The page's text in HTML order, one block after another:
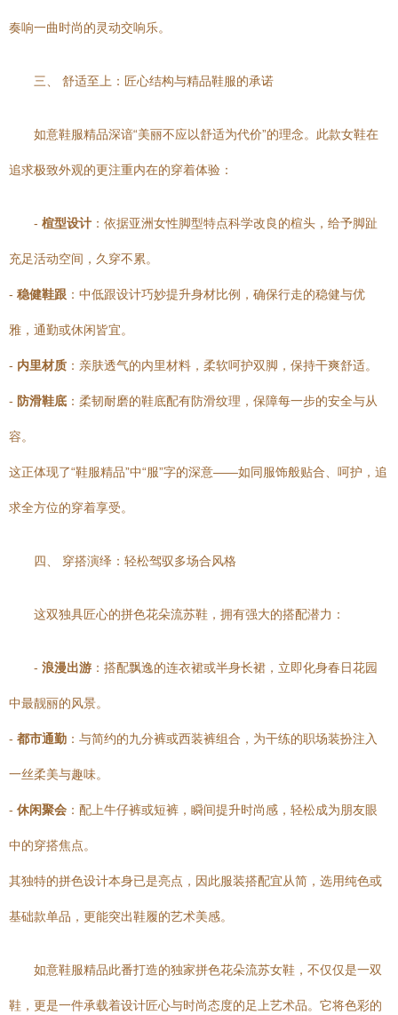
奏响一曲时尚的灵动交响乐。
三、 舒适至上：匠心结构与精品鞋服的承诺
如意鞋服精品深谙“美丽不应以舒适为代价”的理念。此款女鞋在
追求极致外观的更注重内在的穿着体验：
- 楦型设计 ：依据亚洲女性脚型特点科学改良的楦头，给予脚趾
充足活动空间，久穿不累。
- 稳健鞋跟 ：中低跟设计巧妙提升身材比例，确保行走的稳健与优
雅，通勤或休闲皆宜。
- 内里材质 ：亲肤透气的内里材料，柔软呵护双脚，保持干爽舒适。
- 防滑鞋底 ：柔韧耐磨的鞋底配有防滑纹理，保障每一步的安全与从
容。
这正体现了“鞋服精品”中“服”字的深意——如同服饰般贴合、呵护，追
求全方位的穿着享受。
四、 穿搭演绎：轻松驾驭多场合风格
这双独具匠心的拼色花朵流苏鞋，拥有强大的搭配潜力：
- 浪漫出游 ：搭配飘逸的连衣裙或半身长裙，立即化身春日花园
中最靓丽的风景。
- 都市通勤 ：与简约的九分裤或西装裤组合，为干练的职场装扮注入
一丝柔美与趣味。
- 休闲聚会 ：配上牛仔裤或短裤，瞬间提升时尚感，轻松成为朋友眼
中的穿搭焦点。
其独特的拼色设计本身已是亮点，因此服装搭配宜从简，选用纯色或
基础款单品，更能突出鞋履的艺术美感。
如意鞋服精品此番打造的独家拼色花朵流苏女鞋，不仅仅是一双
鞋，更是一件承载着设计匠心与时尚态度的足上艺术品。它将色彩的